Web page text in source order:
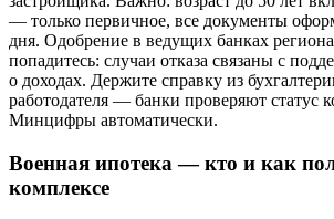
— только первичное, все документы
дня. Одобрение в ведущих банках
попадитесь: случаи отказа связаны с
о доходах. Держите справку из
работодателя — банки проверяют статус
Минцифры автоматически.
Военная ипотека — кто и как
комплексе